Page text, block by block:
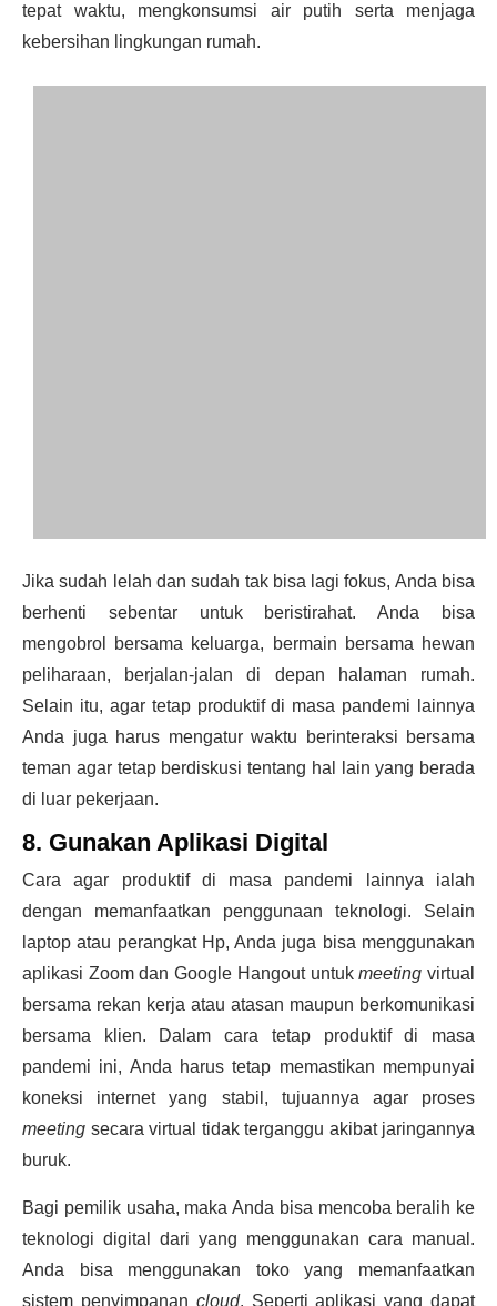
tepat waktu, mengkonsumsi air putih serta menjaga
kebersihan lingkungan rumah.
Jika sudah lelah dan sudah tak bisa lagi fokus, Anda bisa
berhenti sebentar untuk beristirahat. Anda bisa
mengobrol bersama keluarga, bermain bersama hewan
peliharaan, berjalan-jalan di depan halaman rumah.
Selain itu, agar tetap produktif di masa pandemi
lainnya
Anda juga harus mengatur waktu berinteraksi bersama
teman agar tetap berdiskusi tentang hal lain yang berada
di luar pekerjaan.
8. Gunakan Aplikasi Digital
Cara agar produktif di masa pandemi
lainnya ialah
dengan memanfaatkan penggunaan teknologi. Selain
laptop atau perangkat Hp, Anda juga bisa menggunakan
aplikasi Zoom dan Google Hangout untukmeeting virtual
bersama rekan kerja atau atasan maupun berkomunikasi
bersama klien. Dalam cara tetap produktif di masa
pandemi ini, Anda harus tetap memastikan mempunyai
koneksi internet yang stabil, tujuannya agar proses
meeting secara virtual tidak terganggu akibat jaringannya
buruk.
Bagi pemilik usaha, maka Anda bisa mencoba beralih ke
teknologi digital dari yang menggunakan cara manual.
Anda bisa menggunakan toko yang memanfaatkan
sistem penyimpanan cloud. Seperti aplikasi yang dapat